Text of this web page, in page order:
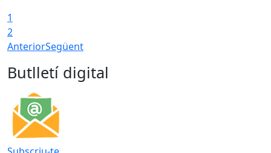
1
2
AnteriorSegüent
Butlletí digital